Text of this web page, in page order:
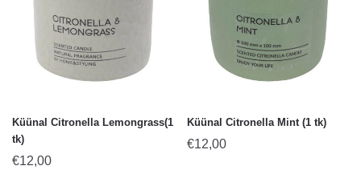
Küünal Citronella Lemongrass(1
tk)
€12,00
Küünal Citronella Mint (1 tk)
€12,00